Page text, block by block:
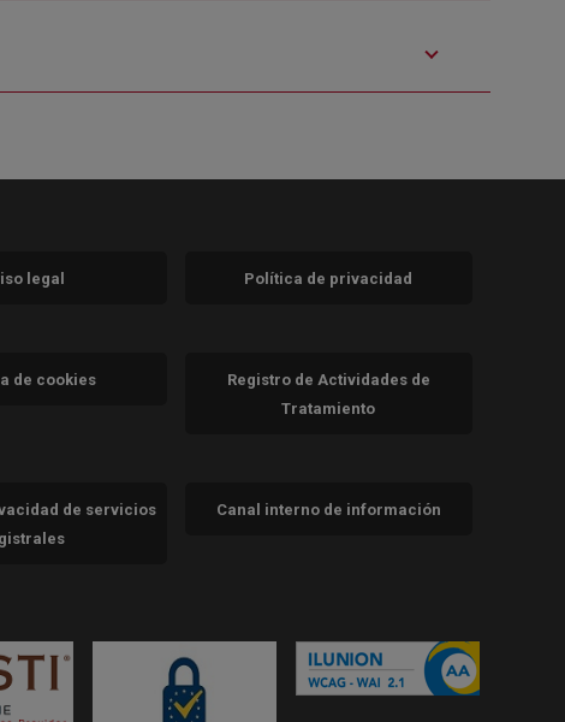
nueva)
legal Política de privacidad
de cookies
Registro de Actividades de
Tratamiento
de servicios
Canal interno de información